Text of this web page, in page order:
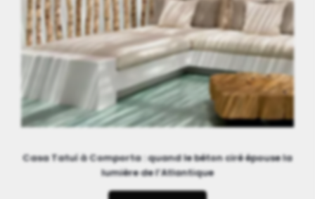
Casa Tatuí à Comporta : quand le béton ciré épouse la
lumière de l’Atlantique